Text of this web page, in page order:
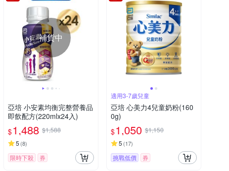
補貨中
亞培 小安素均衡完整營養品
即飲配方(220mlx24入)
$1,488 $1,588
5 (8)
限時下殺 券
適用3-7歲兒童
亞培 心美力4兒童奶粉(160
0g)
$1,050 $1,150
5 (17)
挑戰低價 券